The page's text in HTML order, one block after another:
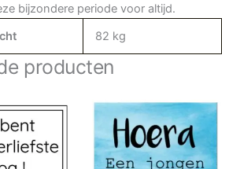
bijzondere periode voor altijd.
82 kg
producten